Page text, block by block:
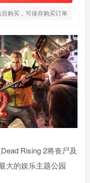
购买，可保存购买订单
Rising 2将丧尸及
大的娱乐主题公园